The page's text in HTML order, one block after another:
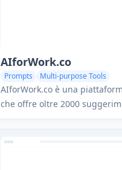
AIforWork.co
Prompts Multi-purpose Tools
AIforWork.co è una
che offre oltre 2000
avanzati di ChatGPT e risorse
per migliorare la produttività e